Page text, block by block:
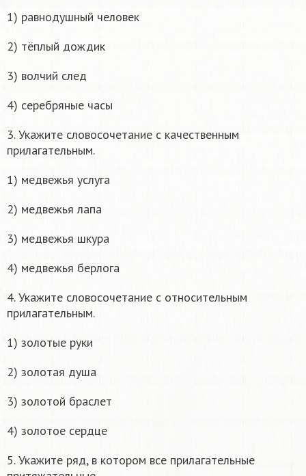
1) равнодушный человек
2) тёплый дождик
3) волчий след
4) серебряные часы
3. Укажите словосочетание с качественным
прилагательным.
1) медвежья услуга
2) медвежья лапа
3) медвежья шкура
4) медвежья берлога
4. Укажите словосочетание с относительным
прилагательным.
1) золотые руки
2) золотая душа
3) золотой браслет
4) золотое сердце
5. Укажите ряд, в котором все прилагательные